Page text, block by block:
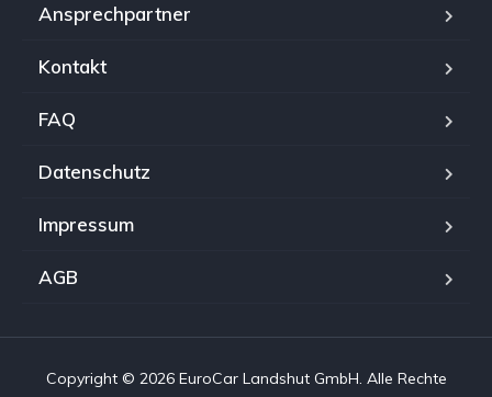
Ansprechpartner
Kontakt
FAQ
Datenschutz
Impressum
AGB
Copyright © 2026 EuroCar Landshut GmbH. Alle Rechte